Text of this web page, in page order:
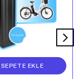
SEPETE EKLE